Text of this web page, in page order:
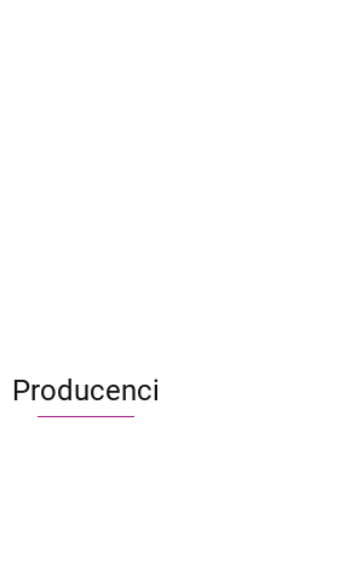
Producenci